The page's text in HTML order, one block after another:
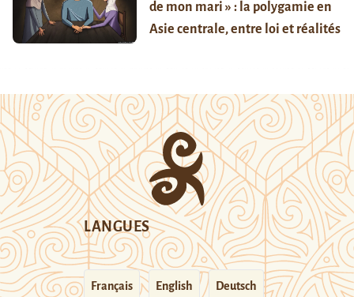
de mon mari » : la polygamie en
Asie centrale, entre loi et réalités
LANGUES
Français English Deutsch